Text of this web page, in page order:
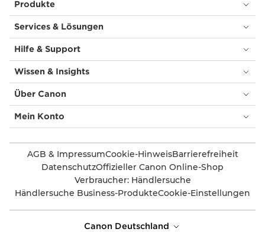
Produkte
Services & Lösungen
Hilfe & Support
Wissen & Insights
Über Canon
Mein Konto
AGB & ImpressumCookie-HinweisBarrierefreiheit
DatenschutzOffizieller Canon Online-Shop
Verbraucher: Händlersuche
Händlersuche Business-ProdukteCookie-Einstellungen
Canon Deutschland